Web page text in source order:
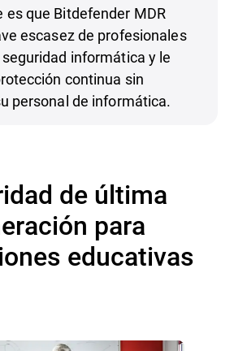
que Bitdefender MDR
escasez de profesionales
informática y le
continua sin
personal de informática.
de última
para
educativas